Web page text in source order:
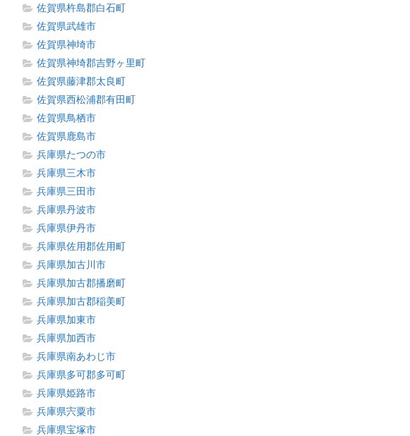
佐賀県杵島郡白石町
佐賀県武雄市
佐賀県神埼市
佐賀県神埼郡吉野ヶ里町
佐賀県藤津郡太良町
佐賀県西松浦郡有田町
佐賀県鳥栖市
佐賀県鹿島市
兵庫県たつの市
兵庫県三木市
兵庫県三田市
兵庫県丹波市
兵庫県伊丹市
兵庫県佐用郡佐用町
兵庫県加古川市
兵庫県加古郡播磨町
兵庫県加古郡稲美町
兵庫県加東市
兵庫県加西市
兵庫県南あわじ市
兵庫県多可郡多可町
兵庫県姫路市
兵庫県宍粟市
兵庫県宝塚市